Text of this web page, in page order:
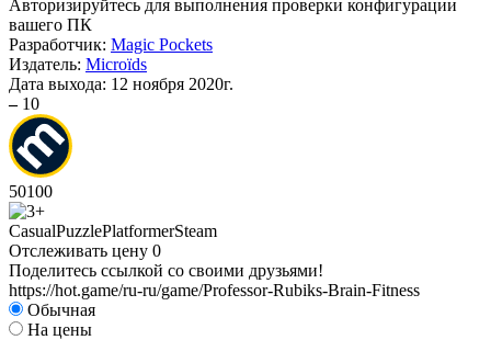
Авторизируйтесь для выполнения проверки конфигурации
вашего ПК
Разработчик: Magic Pockets
Издатель: Microïds
Дата выхода: 12 ноября 2020г.
– 10
50100
CasualPuzzlePlatformerSteam
Отслеживать цену 0
Поделитесь ссылкой со своими друзьями!
https://hot.game/ru-ru/game/Professor-Rubiks-Brain-Fitness
Обычная
На цены